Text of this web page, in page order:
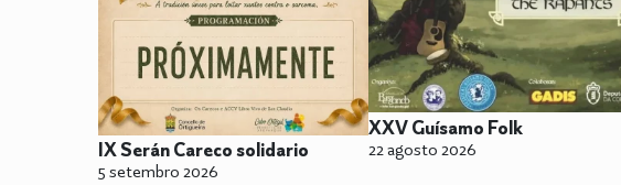
IX Serán Careco solidario
5 setembro 2026
XXV Guísamo Folk
22 agosto 2026